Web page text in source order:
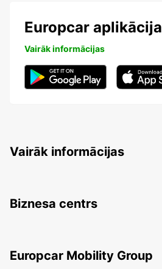
Europcar aplikācija
Vairāk informācijas
Vairāk informācijas
Biznesa centrs
Europcar Mobility Group